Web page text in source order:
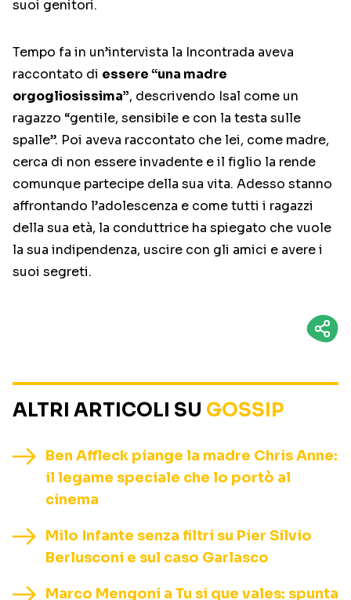
suoi genitori.
Tempo fa in un’intervista la Incontrada aveva
raccontato di essere “una madre
orgogliosissima”, descrivendo Isal come un
ragazzo “gentile, sensibile e con la testa sulle
spalle”. Poi aveva raccontato che lei, come madre,
cerca di non essere invadente e il figlio la rende
comunque partecipe della sua vita. Adesso stanno
affrontando l’adolescenza e come tutti i ragazzi
della sua età, la conduttrice ha spiegato che vuole
la sua indipendenza, uscire con gli amici e avere i
suoi segreti.
ALTRI ARTICOLI SU GOSSIP
Ben Affleck piange la madre Chris Anne:
il legame speciale che lo portò al
cinema
Milo Infante senza filtri su Pier Silvio
Berlusconi e sul caso Garlasco
Marco Mengoni a Tu si que vales: spunta